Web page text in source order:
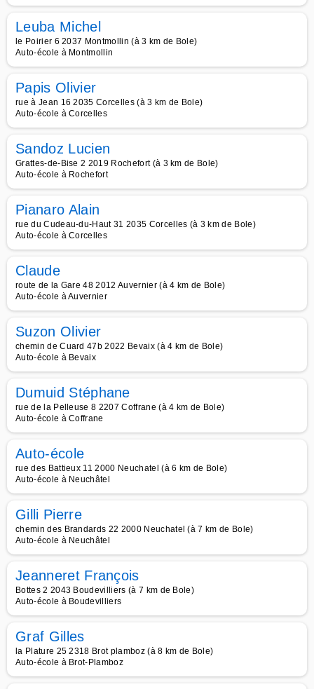
Leuba Michel
le Poirier 6 2037 Montmollin (à 3 km de Bole)
Auto-école à Montmollin
Papis Olivier
rue à Jean 16 2035 Corcelles (à 3 km de Bole)
Auto-école à Corcelles
Sandoz Lucien
Grattes-de-Bise 2 2019 Rochefort (à 3 km de Bole)
Auto-école à Rochefort
Pianaro Alain
rue du Cudeau-du-Haut 31 2035 Corcelles (à 3 km de Bole)
Auto-école à Corcelles
Claude
route de la Gare 48 2012 Auvernier (à 4 km de Bole)
Auto-école à Auvernier
Suzon Olivier
chemin de Cuard 47b 2022 Bevaix (à 4 km de Bole)
Auto-école à Bevaix
Dumuid Stéphane
rue de la Pelleuse 8 2207 Coffrane (à 4 km de Bole)
Auto-école à Coffrane
Auto-école
rue des Battieux 11 2000 Neuchatel (à 6 km de Bole)
Auto-école à Neuchâtel
Gilli Pierre
chemin des Brandards 22 2000 Neuchatel (à 7 km de Bole)
Auto-école à Neuchâtel
Jeanneret François
Bottes 2 2043 Boudevilliers (à 7 km de Bole)
Auto-école à Boudevilliers
Graf Gilles
la Plature 25 2318 Brot plamboz (à 8 km de Bole)
Auto-école à Brot-Plamboz